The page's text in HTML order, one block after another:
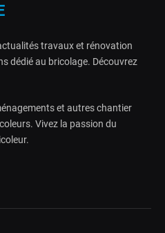
travaux et rénovation
dédié au bricolage. Découvrez
et autres chantier
Vivez la passion du